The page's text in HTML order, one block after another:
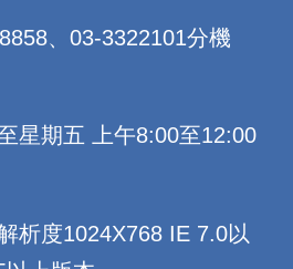
、03-3322101分機
星期五 上午8:00至12:00
析度1024X768 IE 7.0以